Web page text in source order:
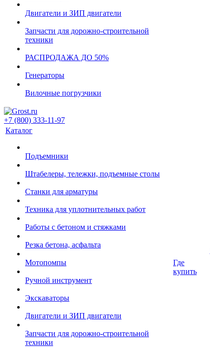
Двигатели и ЗИП двигатели
Запчасти для дорожно-строительной
техники
РАСПРОДАЖА ДО 50%
Генераторы
Вилочные погрузчики
+7 (800) 333-11-97
Каталог
Подъемники
Штабелеры, тележки, подъемные столы
Станки для арматуры
Техника для уплотнительных работ
Работы с бетоном и стяжками
Резка бетона, асфальта
Мотопомпы
Ручной инструмент
Экскаваторы
Двигатели и ЗИП двигатели
Запчасти для дорожно-строительной
техники
Где
купить